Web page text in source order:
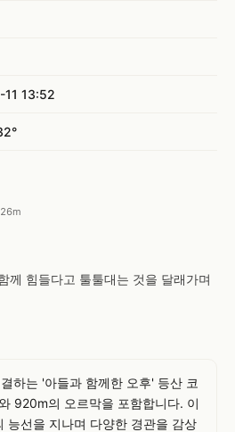
13:52
께 힘들다고 툴툴대는 것을 달래가며
하는 '아들과 함께한 오후' 등산 코
920m의 오르막을 포함합니다. 이
능선을 지나며 다양한 경관을 감상